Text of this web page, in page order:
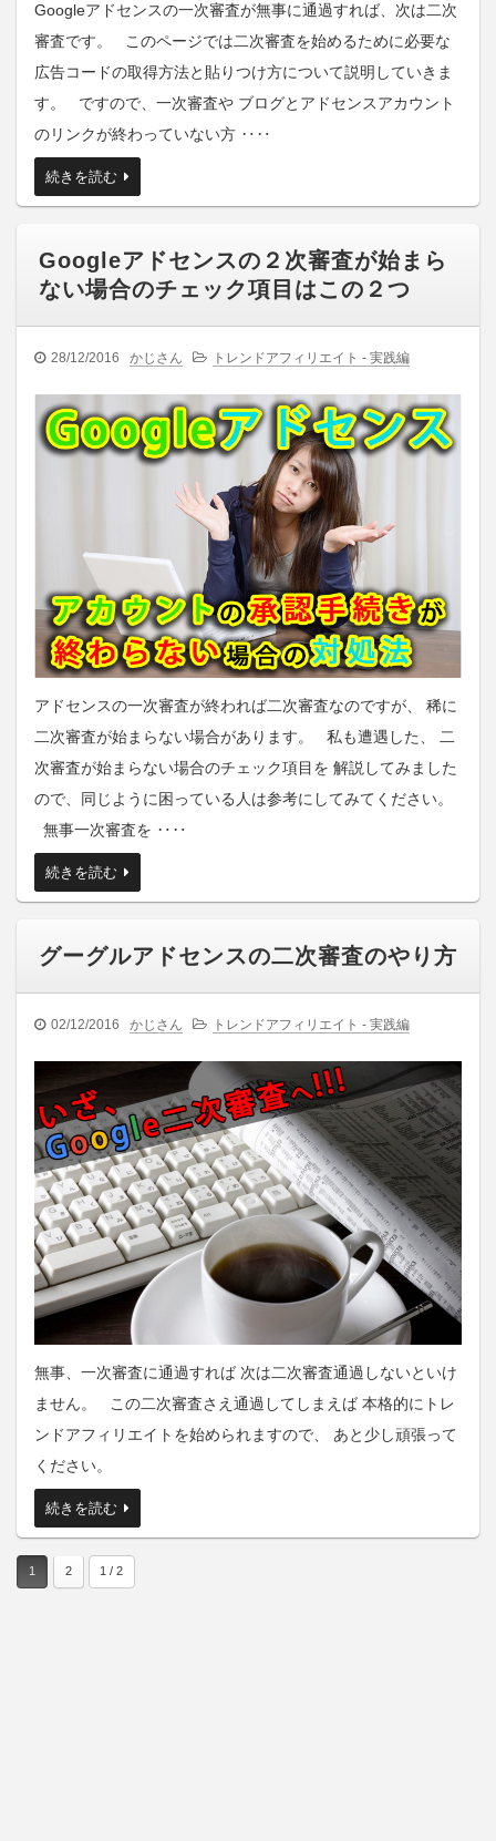
Googleアドセンスの一次審査が無事に通過すれば、次は二次
審査です。 このページでは二次審査を始めるために必要な
広告コードの取得方法と貼りつけ方について説明していきま
す。 ですので、一次審査や ブログとアドセンスアカウント
のリンクが終わっていない方 ‥‥
続きを読む
Googleアドセンスの２次審査が始まら
ない場合のチェック項目はこの２つ
28/12/2016 かじさん トレンドアフィリエイト - 実践編
アドセンスの一次審査が終われば二次審査なのですが、 稀に
二次審査が始まらない場合があります。 私も遭遇した、 二
次審査が始まらない場合のチェック項目を 解説してみました
ので、同じように困っている人は参考にしてみてください。
無事一次審査を ‥‥
続きを読む
グーグルアドセンスの二次審査のやり方
02/12/2016 かじさん トレンドアフィリエイト - 実践編
無事、一次審査に通過すれば 次は二次審査通過しないといけ
ません。 この二次審査さえ通過してしまえば 本格的にトレ
ンドアフィリエイトを始められますので、 あと少し頑張って
ください。
続きを読む
1 2 1 / 2